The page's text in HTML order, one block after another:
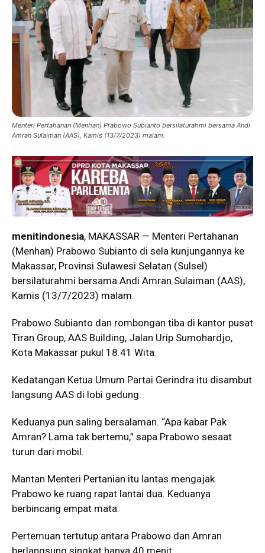
Menteri Pertahanan (Menhan) Prabowo Subianto bersilaturahmi bersama Andi
Amran Sulaiman (AAS), Kamis (13/7/2023) malam.
menitindonesia, MAKASSAR — Menteri Pertahanan
(Menhan) Prabowo Subianto di sela kunjungannya ke
Makassar, Provinsi Sulawesi Selatan (Sulsel)
bersilaturahmi bersama Andi Amran Sulaiman (AAS),
Kamis (13/7/2023) malam.
Prabowo Subianto dan rombongan tiba di kantor pusat
Tiran Group, AAS Building, Jalan Urip Sumohardjo,
Kota Makassar pukul 18.41 Wita.
Kedatangan Ketua Umum Partai Gerindra itu disambut
langsung AAS di lobi gedung.
Keduanya pun saling bersalaman. “Apa kabar Pak
Amran? Lama tak bertemu,” sapa Prabowo sesaat
turun dari mobil.
Mantan Menteri Pertanian itu lantas mengajak
Prabowo ke ruang rapat lantai dua. Keduanya
berbincang empat mata.
Pertemuan tertutup antara Prabowo dan Amran
berlangsung singkat hanya 40 menit.